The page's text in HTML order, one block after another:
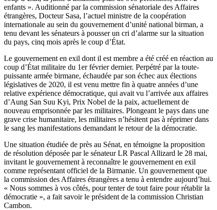
enfants ». Auditionné par la commission sénatoriale des Affaires
étrangères, Docteur Sasa, l’actuel ministre de la coopération
internationale au sein du gouvernement d’unité national birman, a
tenu devant les sénateurs à pousser un cri d’alarme sur la situation
du pays, cinq mois après le coup d’État.
Le gouvernement en exil dont il est membre a été créé en réaction au
coup d’État militaire du 1er février dernier. Perpétré par la toute-
puissante armée birmane, échaudée par son échec aux élections
législatives de 2020, il est venu mettre fin à quatre années d’une
relative expérience démocratique, qui avait vu l’arrivée aux affaires
d’Aung San Suu Kyi, Prix Nobel de la paix, actuellement de
nouveau emprisonnée par les militaires. Plongeant le pays dans une
grave crise humanitaire, les militaires n’hésitent pas à réprimer dans
le sang les manifestations demandant le retour de la démocratie.
Une situation étudiée de près au Sénat, en témoigne la proposition
de résolution déposée par le sénateur LR Pascal Allizard le 28 mai,
invitant le gouvernement à reconnaître le gouvernement en exil
comme représentant officiel de la Birmanie. Un gouvernement que
la commission des Affaires étrangères a tenu à entendre aujourd’hui.
« Nous sommes à vos côtés, pour tenter de tout faire pour rétablir la
démocratie », a fait savoir le président de la commission Christian
Cambon.